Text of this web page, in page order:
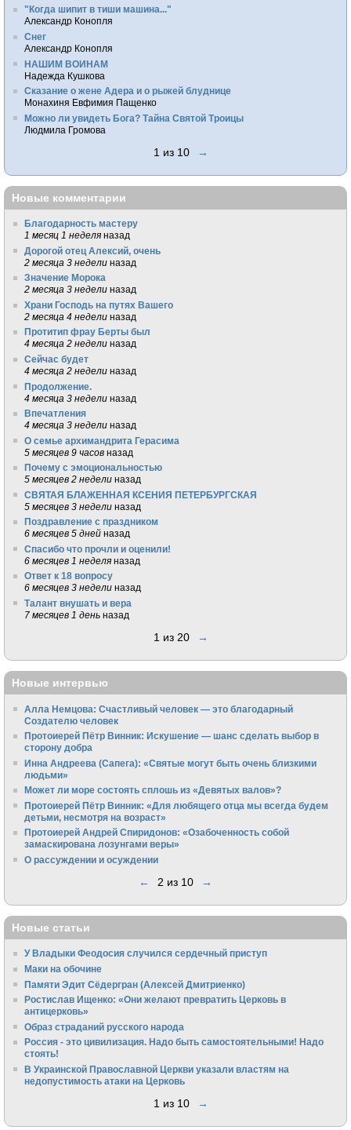
"Когда шипит в тиши машина..."
Александр Конопля
Снег
Александр Конопля
НАШИМ ВОИНАМ
Надежда Кушкова
Сказание о жене Адера и о рыжей блуднице
Монахиня Евфимия Пащенко
Можно ли увидеть Бога? Тайна Святой Троицы
Людмила Громова
1 из 10 →
Новые комментарии
Благодарность мастеру
1 месяц 1 неделя назад
Дорогой отец Алексий, очень
2 месяца 3 недели назад
Значение Морока
2 месяца 3 недели назад
Храни Господь на путях Вашего
2 месяца 4 недели назад
Протитип фрау Берты был
4 месяца 2 недели назад
Сейчас будет
4 месяца 2 недели назад
Продолжение.
4 месяца 3 недели назад
Впечатления
4 месяца 3 недели назад
О семье архимандрита Герасима
5 месяцев 9 часов назад
Почему с эмоциональностью
5 месяцев 2 недели назад
СВЯТАЯ БЛАЖЕННАЯ КСЕНИЯ ПЕТЕРБУРГСКАЯ
5 месяцев 3 недели назад
Поздравление с праздником
6 месяцев 5 дней назад
Спасибо что прочли и оценили!
6 месяцев 1 неделя назад
Ответ к 18 вопросу
6 месяцев 3 недели назад
Талант внушать и вера
7 месяцев 1 день назад
1 из 20 →
Новые интервью
Алла Немцова: Счастливый человек — это благодарный
Создателю человек
Протоиерей Пётр Винник: Искушение — шанс сделать выбор в
сторону добра
Инна Андреева (Сапега): «Святые могут быть очень близкими
людьми»
Может ли море состоять сплошь из «Девятых валов»?
Протоиерей Пётр Винник: «Для любящего отца мы всегда будем
детьми, несмотря на возраст»
Протоиерей Андрей Спиридонов: «Озабоченность собой
замаскирована лозунгами веры»
О рассуждении и осуждении
← 2 из 10 →
Новые статьи
У Владыки Феодосия случился сердечный приступ
Маки на обочине
Памяти Эдит Сёдергран (Алексей Дмитриенко)
Ростислав Ищенко: «Они желают превратить Церковь в
антицерковь»
Образ страданий русского народа
Россия - это цивилизация. Надо быть самостоятельными! Надо
стоять!
В Украинской Православной Церкви указали властям на
недопустимость атаки на Церковь
1 из 10 →